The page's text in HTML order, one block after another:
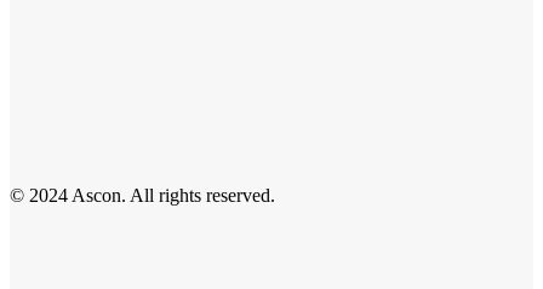
© 2024 Ascon. All rights reserved.